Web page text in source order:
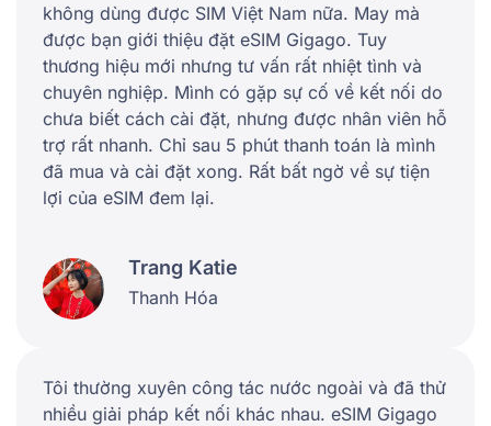
không dùng được SIM Việt Nam nữa. May mà
được bạn giới thiệu đặt eSIM Gigago. Tuy
thương hiệu mới nhưng tư vấn rất nhiệt tình và
chuyên nghiệp. Mình có gặp sự cố về kết nối do
chưa biết cách cài đặt, nhưng được nhân viên hỗ
trợ rất nhanh. Chỉ sau 5 phút thanh toán là mình
đã mua và cài đặt xong. Rất bất ngờ về sự tiện
lợi của eSIM đem lại.
Trang Katie
Thanh Hóa
Tôi thường xuyên công tác nước ngoài và đã thử
nhiều giải pháp kết nối khác nhau. eSIM Gigago